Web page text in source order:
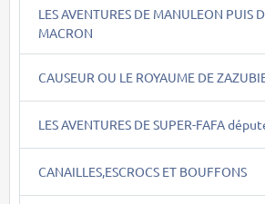
LES AVENTURES DE MANULEON PUIS
MACRON
CAUSEUR OU LE ROYAUME DE
LES AVENTURES DE SUPER-FAFA
CANAILLES,ESCROCS ET BOUFFONS